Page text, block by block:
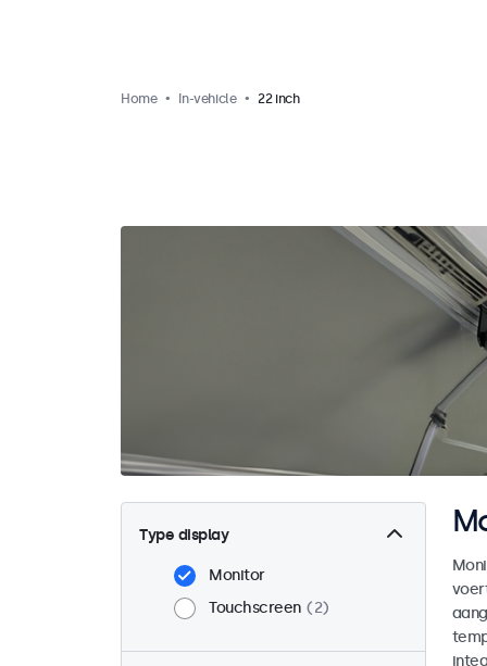
Home In-vehicle 22 inch
Type display
Monitor
Touchscreen
2